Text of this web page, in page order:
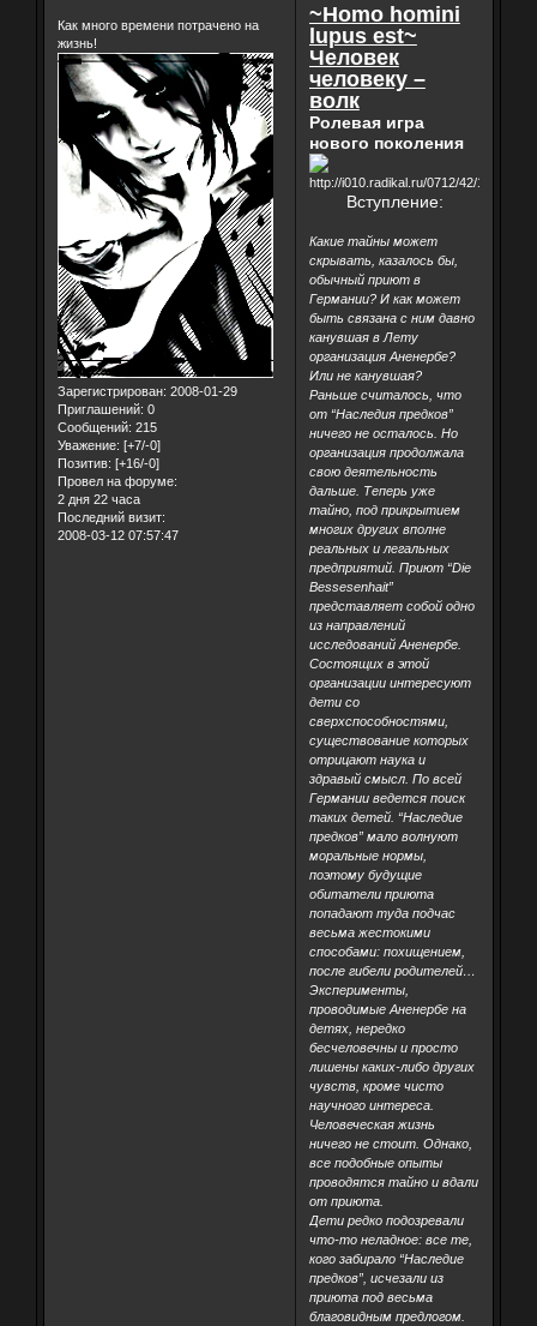
Как много времени потрачено на
жизнь!
Зарегистрирован: 2008-01-29
Приглашений: 0
Сообщений: 215
Уважение: [+7/-0]
Позитив: [+16/-0]
Провел на форуме:
2 дня 22 часа
Последний визит:
2008-03-12 07:57:47
~Homo homini
lupus est~
Человек
человеку –
волк
Ролевая игра
нового поколения
Вступление:
Какие тайны может
скрывать, казалось бы,
обычный приют в
Германии? И как может
быть связана с ним давно
канувшая в Лету
организация Аненербе?
Или не канувшая?
Раньше считалось, что
от “Наследия предков”
ничего не осталось. Но
организация продолжала
свою деятельность
дальше. Теперь уже
тайно, под прикрытием
многих других вполне
реальных и легальных
предприятий. Приют “Die
Bessesenhait”
представляет собой одно
из направлений
исследований Аненербе.
Состоящих в этой
организации интересуют
дети со
сверхспособностями,
существование которых
отрицают наука и
здравый смысл. По всей
Германии ведется поиск
таких детей. “Наследие
предков” мало волнуют
моральные нормы,
поэтому будущие
обитатели приюта
попадают туда подчас
весьма жестокими
способами: похищением,
после гибели родителей…
Эксперименты,
проводимые Аненербе на
детях, нередко
бесчеловечны и просто
лишены каких-либо других
чувств, кроме чисто
научного интереса.
Человеческая жизнь
ничего не стоит. Однако,
все подобные опыты
проводятся тайно и вдали
от приюта.
Дети редко подозревали
что-то неладное: все те,
кого забирало “Наследие
предков”, исчезали из
приюта под весьма
благовидным предлогом.